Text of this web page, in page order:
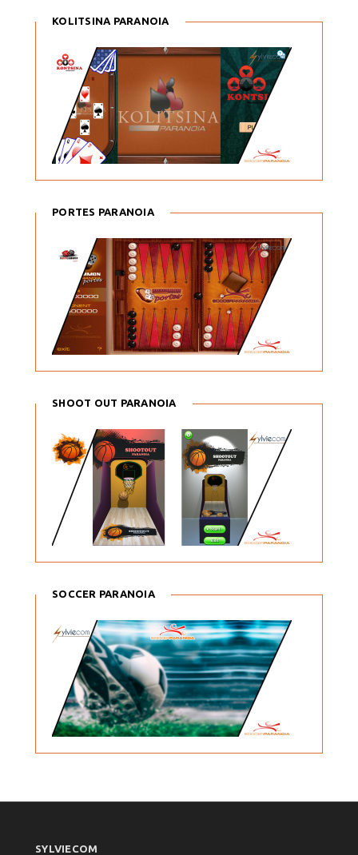
KOLITSINA PARANOIA
PORTES PARANOIA
SHOOT OUT PARANOIA
SOCCER PARANOIA
SYLVIECOM